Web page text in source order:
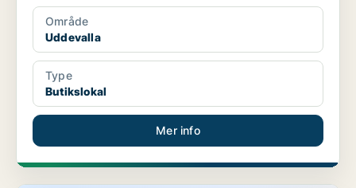
Område
Uddevalla
Type
Butikslokal
Mer info